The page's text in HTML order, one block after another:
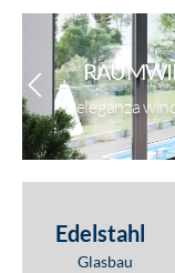
eleganza
Edelstahl
Glasbau